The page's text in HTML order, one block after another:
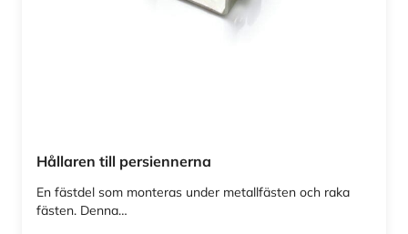
Hållaren till persiennerna
En fästdel som monteras under metallfästen och raka
fästen. Denna…